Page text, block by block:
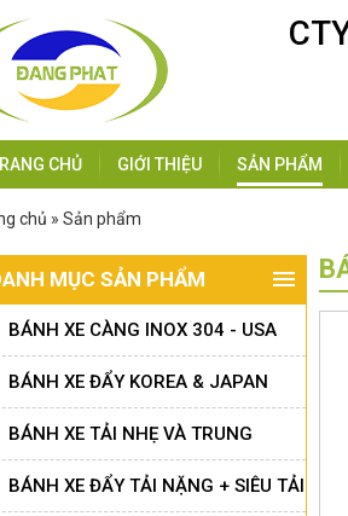
CHỦ GIỚI THIỆU SẢN PHẨM
chủ » Sản phẩm
MỤC SẢN PHẨM
BÁNH XE CÀNG INOX 304 - USA
BÁNH XE ĐẨY KOREA & JAPAN
BÁNH XE TẢI NHẸ VÀ TRUNG
BÁNH XE ĐẨY TẢI NẶNG + SIÊU TẢI